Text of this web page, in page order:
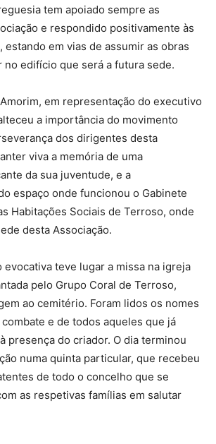
tem apoiado sempre as
e respondido positivamente às
estando em vias de assumir as obras
edifício que será a futura sede.
em representação do executivo
a importância do movimento
dos dirigentes desta
viva a memória de uma
da sua juventude, e a
espaço onde funcionou o Gabinete
Habitações Sociais de Terroso, onde
desta Associação.
evocativa teve lugar a missa na igreja
pelo Grupo Coral de Terroso,
ao cemitério. Foram lidos os nomes
e de todos aqueles que já
presença do criador. O dia terminou
numa quinta particular, que recebeu
de todo o concelho que se
as respetivas famílias em salutar